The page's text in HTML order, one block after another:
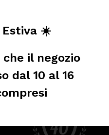
Estiva ☀️
il negozio
dal 10 al 16